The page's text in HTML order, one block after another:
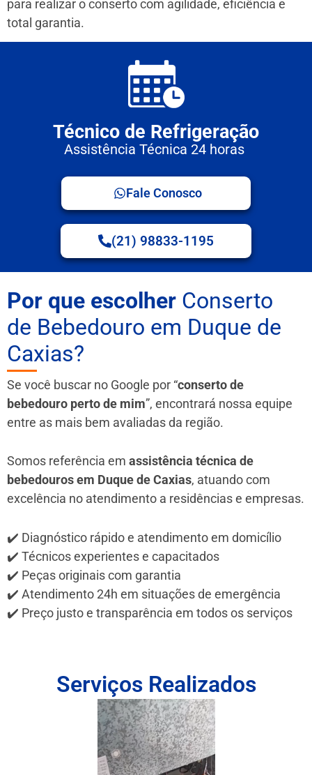
para realizar o conserto com agilidade, eficiência e
total garantia.
Técnico de Refrigeração
Assistência Técnica 24 horas
Fale Conosco
(21) 98833-1195
Por que escolher Conserto
de Bebedouro em Duque de
Caxias?
Se você buscar no Google por “conserto de
bebedouro perto de mim”, encontrará nossa equipe
entre as mais bem avaliadas da região.
Somos referência em assistência técnica de
bebedouros em Duque de Caxias, atuando com
excelência no atendimento a residências e empresas.
✔️ Diagnóstico rápido e atendimento em domicílio
✔️ Técnicos experientes e capacitados
✔️ Peças originais com garantia
✔️ Atendimento 24h em situações de emergência
✔️ Preço justo e transparência em todos os serviços
Serviços Realizados